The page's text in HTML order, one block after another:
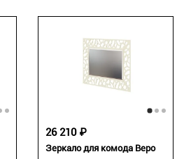
Зеркало для комода Веро
26 210 ₽